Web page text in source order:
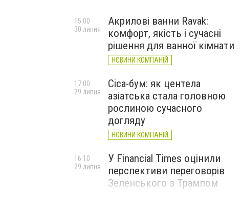
Акрилові ванни Ravak:
комфорт, якість і сучасні
рішення для ванної кімнати
НОВИНИ КОМПАНІЙ
15:00
30 липня
Cica-бум: як центела
азіатська стала головною
рослиною сучасного
догляду
НОВИНИ КОМПАНІЙ
17:00
29 липня
У Financial Times оцінили
перспективи переговорів
Зеленського з Трампом
16:10
29 липня